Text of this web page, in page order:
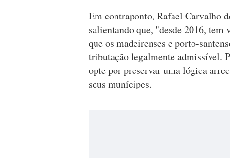
Em contraponto, Rafael Carvalho
salientando que, "desde 2016,
que os madeirenses e porto-
tributação legalmente admissível.
opte por preservar uma lógica
seus munícipes.